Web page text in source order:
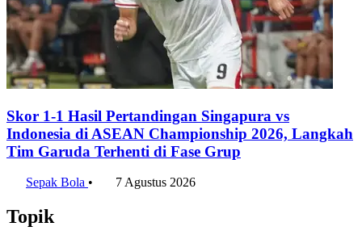
Skor 1-1 Hasil Pertandingan Singapura vs
Indonesia di ASEAN Championship 2026, Langkah
Tim Garuda Terhenti di Fase Grup
Sepak Bola • 7 Agustus 2026
Topik